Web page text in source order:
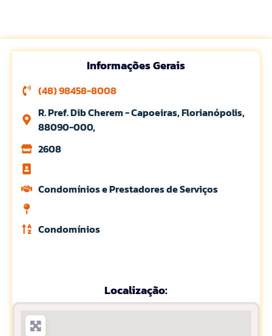
Informações Gerais
(48) 98458-8008
R. Pref. Dib Cherem - Capoeiras, Florianópolis,
88090-000,
2608
Condomínios e Prestadores de Serviços
Condomínios
Localização: